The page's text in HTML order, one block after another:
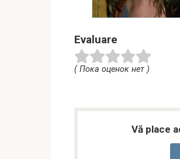
Evaluare
( Пока оценок нет )
Vă place